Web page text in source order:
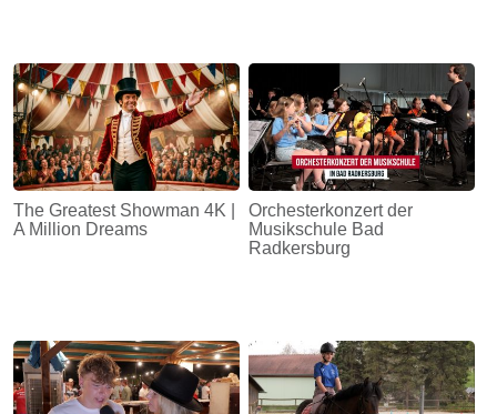
The Greatest Showman 4K |
A Million Dreams
Orchesterkonzert der
Musikschule Bad
Radkersburg